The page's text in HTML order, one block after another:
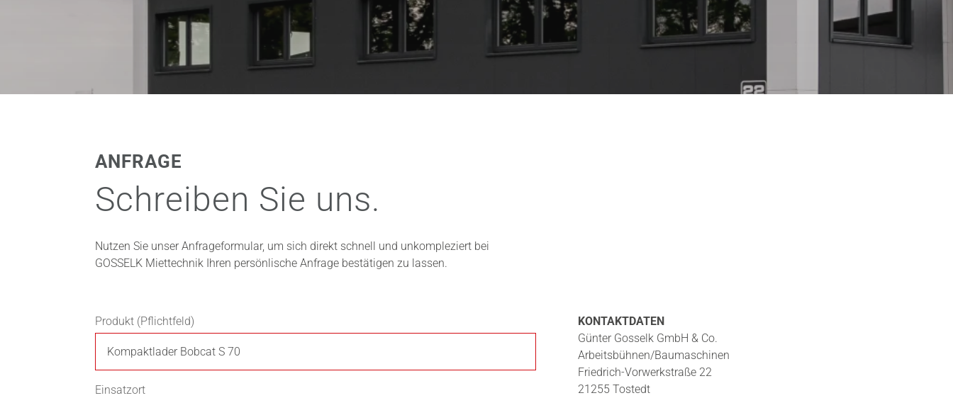
ANFRAGE
Schreiben Sie uns.
Nutzen Sie unser Anfrageformular, um sich direkt schnell und unkompleziert bei
GOSSELK Miettechnik Ihren persönlische Anfrage bestätigen zu lassen.
Produkt (Pflichtfeld)
Einsatzort
KONTAKTDATEN
Günter Gosselk GmbH & Co.
Arbeitsbühnen/Baumaschinen
Friedrich-Vorwerkstraße 22
21255 Tostedt